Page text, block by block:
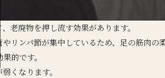
老廃物を押し流す効果があります。
リンパ節が集中しているため、足の筋肉の
的です。
くなります。